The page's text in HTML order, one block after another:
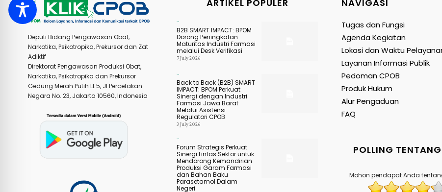
Deputi Bidang Pengawasan Obat,
Narkotika, Psikotropika, Prekursor dan Zat
Adiktif
Direktorat Pengawasan Produksi Obat,
Narkotika, Psikotropika dan Prekursor
Gedung Merah Putih Lt 5, Jl Percetakan
Negara No. 23, Jakarta 10560, Indonesia
ARTIKEL POPULER
B2B SMART IMPACT: BPOM
Dorong Peningkatan
Maturitas Industri Farmasi
melalui Desk Verifikasi
7 July 2026
Back to Back (B2B) SMART
IMPACT: BPOM Perkuat
Sinergi dengan Industri
Farmasi Jawa Barat
Melalui Asistensi
Regulatori CPOB
3 July 2026
Forum Strategis Perkuat
Sinergi Lintas Sektor untuk
Mendorong Kemandirian
Produksi Garam Farmasi
dan Bahan Baku
Parasetamol Dalam
Negeri
NAVIGASI
Tugas dan Fungsi
Agenda Kegiatan
Lokasi dan Waktu
Layanan Informasi Publik
Pedoman CPOB
Produk Hukum
Alur Pengaduan
FAQ
POLLING
Mohon pendapat Anda tentang